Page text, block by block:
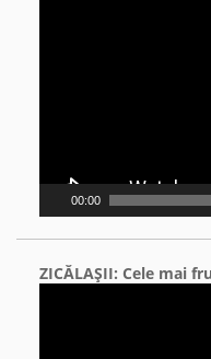
00:00
ZICĂLAŞII: Cele mai